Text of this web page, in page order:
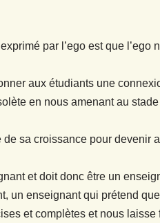
par l’ego est que
aux étudiants une
en nous amenant au
de sa croissance pour
et doit donc être un
un enseignant qui prétend
et complètes et nous